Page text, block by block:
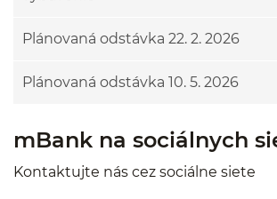
Plánovaná odstávka 22. 2. 2026
Plánovaná odstávka 10. 5. 2026
mBank na sociálnych
Kontaktujte nás cez sociálne siete